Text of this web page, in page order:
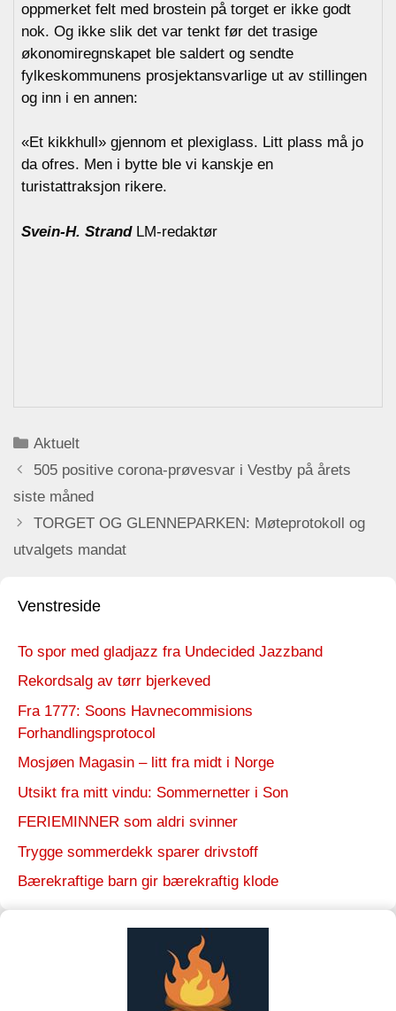
oppmerket felt med brostein på torget er ikke godt
nok. Og ikke slik det var tenkt før det trasige
økonomiregnskapet ble saldert og sendte
fylkeskommunens prosjektansvarlige ut av stillingen
og inn i en annen:
«Et kikkhull» gjennom et plexiglass. Litt plass må jo
da ofres. Men i bytte ble vi kanskje en
turistattraksjon rikere.
Svein-H. StrandLM-redaktør
Categories
Aktuelt
505 positive corona-prøvesvar i Vestby på årets
siste måned
TORGET OG GLENNEPARKEN: Møteprotokoll og
utvalgets mandat
Venstreside
To spor med gladjazz fra Undecided Jazzband
Rekordsalg av tørr bjerkeved
Fra 1777: Soons Havnecommisions
Forhandlingsprotocol
Mosjøen Magasin – litt fra midt i Norge
Utsikt fra mitt vindu: Sommernetter i Son
FERIEMINNER som aldri svinner
Trygge sommerdekk sparer drivstoff
Bærekraftige barn gir bærekraftig klode